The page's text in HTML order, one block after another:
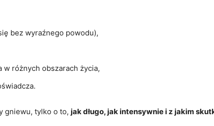
bez wyraźnego powodu),
różnych obszarach życia,
gniewu, tylko o to, jak długo, jak intensywnie i z jakim